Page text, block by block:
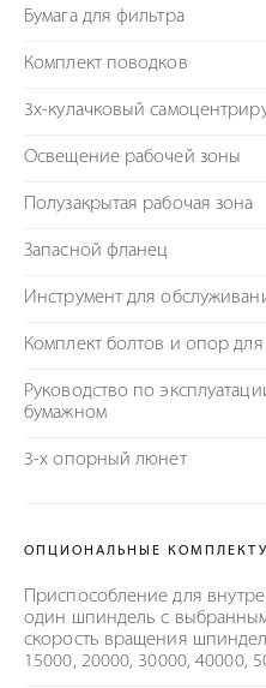
Бумага для фильтра
Комплект поводков
3х-кулачковый
Освещение рабочей зоны
Полузакрытая рабочая зона
Запасной фланец
Инструмент для
Комплект болтов и опор для
Руководство по
бумажном
3-х опорный люнет
ОПЦИОНАЛЬНЫЕ
Приспособление для
один шпиндель с
скорость вращения
15000, 20000, 30000, 40000,